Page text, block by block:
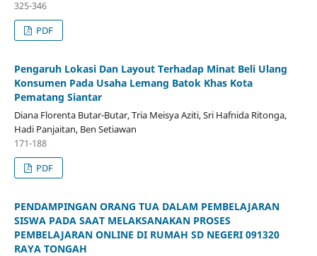
325-346
PDF
Pengaruh Lokasi Dan Layout Terhadap Minat Beli Ulang
Konsumen Pada Usaha Lemang Batok Khas Kota
Pematang Siantar
Diana Florenta Butar-Butar, Tria Meisya Aziti, Sri Hafnida Ritonga,
Hadi Panjaitan, Ben Setiawan
171-188
PDF
PENDAMPINGAN ORANG TUA DALAM PEMBELAJARAN
SISWA PADA SAAT MELAKSANAKAN PROSES
PEMBELAJARAN ONLINE DI RUMAH SD NEGERI 091320
RAYA TONGAH